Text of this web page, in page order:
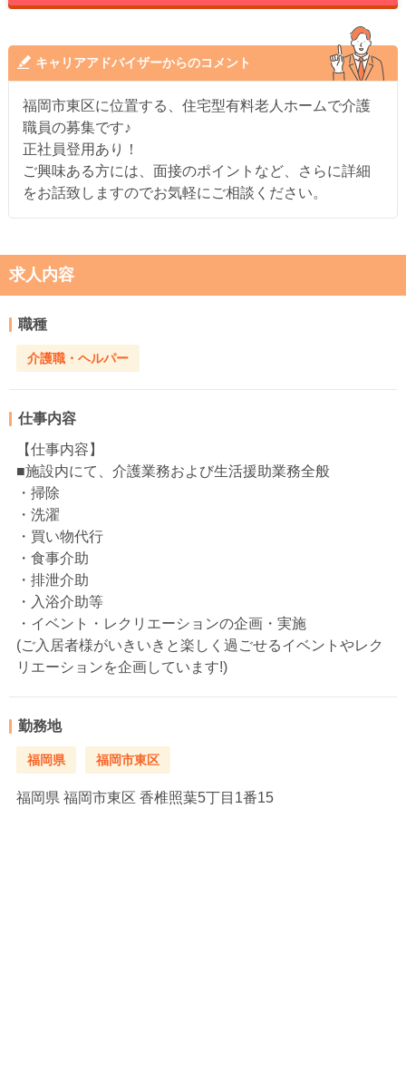
キャリアアドバイザーからのコメント
福岡市東区に位置する、住宅型有料老人ホームで介護
職員の募集です♪
正社員登用あり！
ご興味ある方には、面接のポイントなど、さらに詳細
をお話致しますのでお気軽にご相談ください。
求人内容
職種
介護職・ヘルパー
仕事内容
【仕事内容】
■施設内にて、介護業務および生活援助業務全般
・掃除
・洗濯
・買い物代行
・食事介助
・排泄介助
・入浴介助等
・イベント・レクリエーションの企画・実施
(ご入居者様がいきいきと楽しく過ごせるイベントやレク
リエーションを企画しています!)
勤務地
福岡県 福岡市東区
福岡県 福岡市東区 香椎照葉5丁目1番15